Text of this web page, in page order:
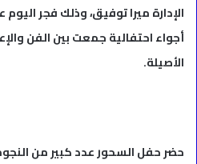
الإدارة ميرا توفيق، وذلك فجر
أجواء احتفالية جمعت بين الفن
الأصيلة.
حضر حفل السحور عدد كبير من